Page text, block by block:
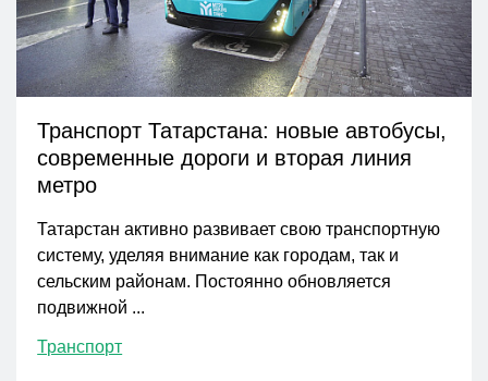
Транспорт Татарстана: новые автобусы,
современные дороги и вторая линия
метро
Татарстан активно развивает свою транспортную
систему, уделяя внимание как городам, так и
сельским районам. Постоянно обновляется
подвижной ...
Транспорт